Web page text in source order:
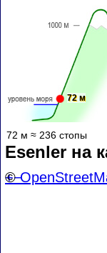
72 м
72 м ≈ 236 стопы
Esenler на
+−
©